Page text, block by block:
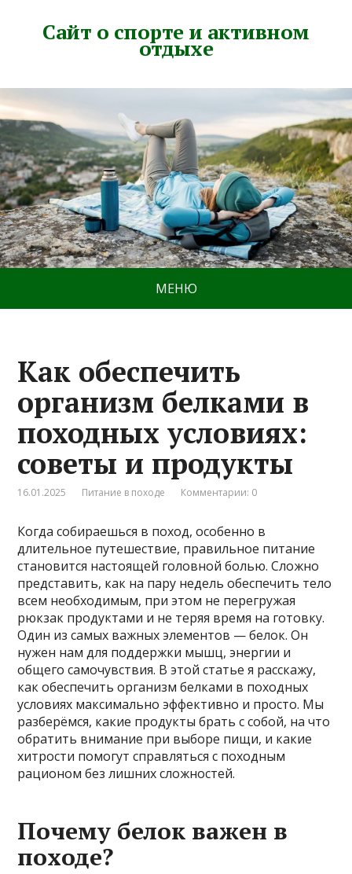
Сайт о спорте и активном
отдыхе
МЕНЮ
Как обеспечить
организм белками в
походных условиях:
советы и продукты
16.01.2025 Питание в походе Комментарии: 0
Когда собираешься в поход, особенно в
длительное путешествие, правильное питание
становится настоящей головной болью. Сложно
представить, как на пару недель обеспечить тело
всем необходимым, при этом не перегружая
рюкзак продуктами и не теряя время на готовку.
Один из самых важных элементов — белок. Он
нужен нам для поддержки мышц, энергии и
общего самочувствия. В этой статье я расскажу,
как обеспечить организм белками в походных
условиях максимально эффективно и просто. Мы
разберёмся, какие продукты брать с собой, на что
обратить внимание при выборе пищи, и какие
хитрости помогут справляться с походным
рационом без лишних сложностей.
Почему белок важен в
походе?